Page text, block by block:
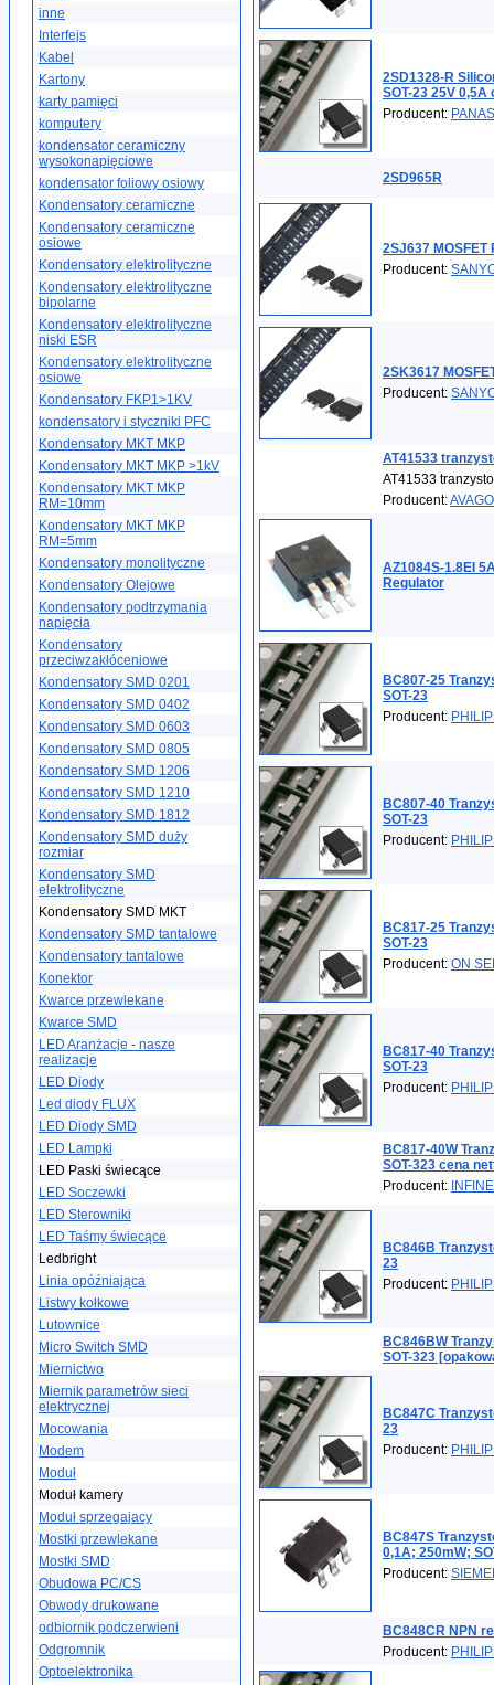
inne
Interfejs
Kabel
Kartony
karty pamięci
komputery
kondensator ceramiczny
wysokonapięciowe
kondensator foliowy osiowy
Kondensatory ceramiczne
Kondensatory ceramiczne
osiowe
Kondensatory elektrolityczne
Kondensatory elektrolityczne
bipolarne
Kondensatory elektrolityczne
niski ESR
Kondensatory elektrolityczne
osiowe
Kondensatory FKP1>1KV
kondensatory i styczniki PFC
Kondensatory MKT MKP
Kondensatory MKT MKP >1kV
Kondensatory MKT MKP
RM=10mm
Kondensatory MKT MKP
RM=5mm
Kondensatory monolityczne
Kondensatory Olejowe
Kondensatory podtrzymania
napięcia
Kondensatory
przeciwzakłóceniowe
Kondensatory SMD 0201
Kondensatory SMD 0402
Kondensatory SMD 0603
Kondensatory SMD 0805
Kondensatory SMD 1206
Kondensatory SMD 1210
Kondensatory SMD 1812
Kondensatory SMD duży
rozmiar
Kondensatory SMD
elektrolityczne
Kondensatory SMD MKT
Kondensatory SMD tantalowe
Kondensatory tantalowe
Konektor
Kwarce przewlekane
Kwarce SMD
LED Aranżacje - nasze
realizacje
LED Diody
Led diody FLUX
LED Diody SMD
LED Lampki
LED Paski świecące
LED Soczewki
LED Sterowniki
LED Taśmy świecące
Ledbright
Linia opóźniająca
Listwy kołkowe
Lutownice
Micro Switch SMD
Miernictwo
Miernik parametrów sieci
elektrycznej
Mocowania
Modem
Moduł
Moduł kamery
Moduł sprzegajacy
Mostki przewlekane
Mostki SMD
Obudowa PC/CS
Obwody drukowane
odbiornik podczerwieni
Odgromnik
Optoelektronika
2SD1328-R
SOT-23 25V 0,5A
Producent:
2SD965R
2SJ637 MOSFET
Producent:
2SK3617
Producent:
AT41533
AT41533
Producent:AVAGO
AZ1084S-1.8EI
Regulator
BC807-25
SOT-23
Producent:
BC807-40
SOT-23
Producent:
BC817-25
SOT-23
Producent: ON
BC817-40
SOT-23
Producent:
BC817-40W
SOT-323 cena
Producent:
BC846B
23
Producent:
BC846BW
SOT-323
BC847C
23
Producent:
BC847S
0,1A; 250mW;
Producent:
BC848CR NPN
Producent: